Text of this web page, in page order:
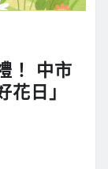
！ 中市
日」